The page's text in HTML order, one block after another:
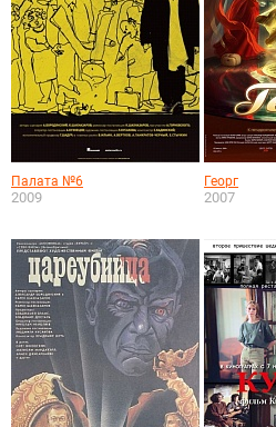
Палата №6
2009
Георг
2007